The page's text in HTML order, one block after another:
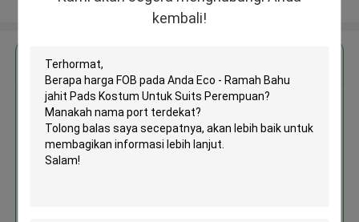
kembali!
Dapatkan Harga Terbaik untuk
Eco - Ramah Bahu jahit Pads
Kostum Untuk Suits Perempuan